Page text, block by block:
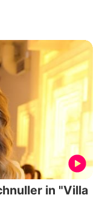
in "Villa